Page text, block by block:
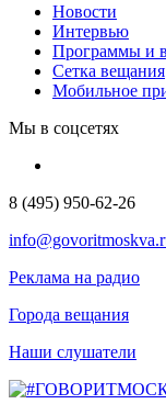
Новости
Интервью
Программы и
Сетка вещания
Мобильное
Мы в соцсетях
8 (495) 950-62-26
Реклама на радио
Города вещания
Наши слушатели